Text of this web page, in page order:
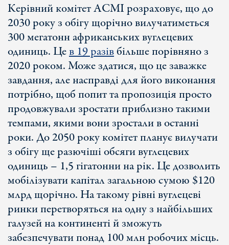
Керівний комітет АСМІ розраховує, що до
2030 року з обігу щорічно вилучатиметься
300 мегатонн африканських вуглецевих
одиниць. Цев 19 разівбільше порівняно з
2020 роком. Може здатися, що це заважке
завдання, але насправді для його виконання
потрібно, щоб попит та пропозиція просто
продовжували зростати приблизно такими
темпами, якими вони зростали в останні
роки. До 2050 року комітет планує вилучати
з обігу ще разючіші обсяги вуглецевих
одиниць – 1,5 гігатонни на рік. Це дозволить
мобілізувати капітал загальною сумою $120
млрд щорічно. На такому рівні вуглецеві
ринки перетворяться на одну з найбільших
галузей на континенті й зможуть
забезпечувати понад 100 млн робочих місць.